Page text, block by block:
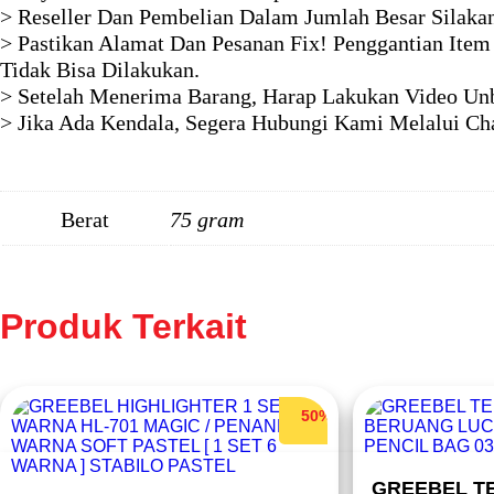
> Reseller Dan Pembelian Dalam Jumlah Besar
> Pastikan Alamat Dan Pesanan Fix! Penggantian
Tidak Bisa Dilakukan.
> Setelah Menerima Barang, Harap Lakukan Video
> Jika Ada Kendala, Segera Hubungi Kami Melalui
Berat 75 gram
Produk Terkait
50%
GREEBEL